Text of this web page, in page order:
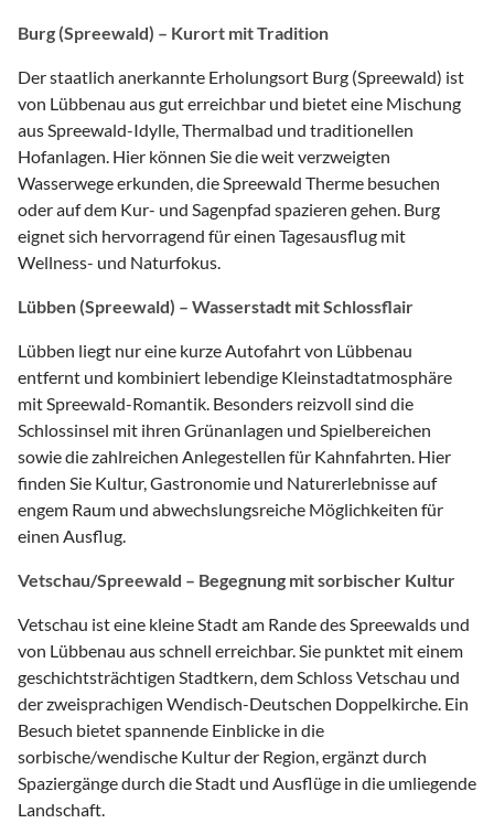
Burg (Spreewald) – Kurort mit Tradition
Der staatlich anerkannte Erholungsort Burg (Spreewald) ist
von Lübbenau aus gut erreichbar und bietet eine Mischung
aus Spreewald-Idylle, Thermalbad und traditionellen
Hofanlagen. Hier können Sie die weit verzweigten
Wasserwege erkunden, die Spreewald Therme besuchen
oder auf dem Kur- und Sagenpfad spazieren gehen. Burg
eignet sich hervorragend für einen Tagesausflug mit
Wellness- und Naturfokus.
Lübben (Spreewald) – Wasserstadt mit Schlossflair
Lübben liegt nur eine kurze Autofahrt von Lübbenau
entfernt und kombiniert lebendige Kleinstadtatmosphäre
mit Spreewald-Romantik. Besonders reizvoll sind die
Schlossinsel mit ihren Grünanlagen und Spielbereichen
sowie die zahlreichen Anlegestellen für Kahnfahrten. Hier
finden Sie Kultur, Gastronomie und Naturerlebnisse auf
engem Raum und abwechslungsreiche Möglichkeiten für
einen Ausflug.
Vetschau/Spreewald – Begegnung mit sorbischer Kultur
Vetschau ist eine kleine Stadt am Rande des Spreewalds und
von Lübbenau aus schnell erreichbar. Sie punktet mit einem
geschichtsträchtigen Stadtkern, dem Schloss Vetschau und
der zweisprachigen Wendisch-Deutschen Doppelkirche. Ein
Besuch bietet spannende Einblicke in die
sorbische/wendische Kultur der Region, ergänzt durch
Spaziergänge durch die Stadt und Ausflüge in die umliegende
Landschaft.